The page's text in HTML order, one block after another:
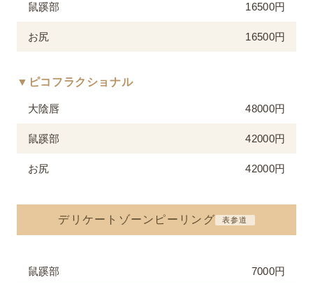
鼠蹊部 16500円
お尻 16500円
▼ピコフラクショナル
大陰唇 48000円
鼠蹊部 42000円
お尻 42000円
デリケートゾーンピーリング 表参道
鼠蹊部 7000円